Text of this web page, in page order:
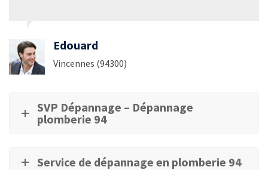
Edouard
Vincennes (94300)
SVP Dépannage – Dépannage
plomberie 94
Service de dépannage en plomberie 94